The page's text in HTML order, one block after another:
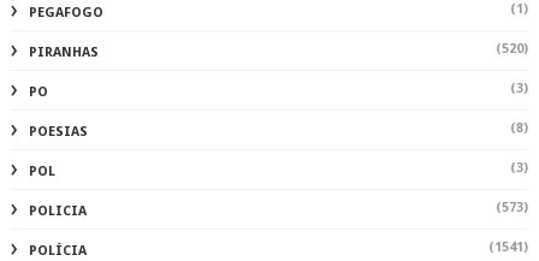
PEGAFOGO (1)
PIRANHAS (520)
PO (3)
POESIAS (8)
POL (3)
POLICIA (573)
POLÍCIA (1541)